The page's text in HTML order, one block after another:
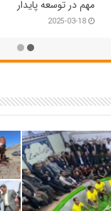
2025-03-06